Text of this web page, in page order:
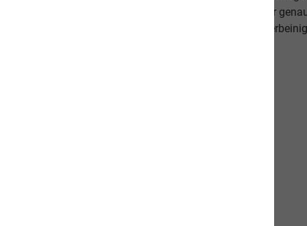
beweisen dies. Als Schweizer Unternehmen kennen wir
Qualitätsansprüche unserer Kunden sowie unseren